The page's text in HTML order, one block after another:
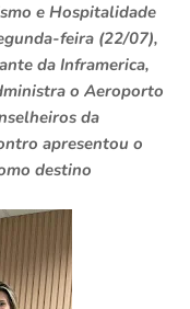
e Hospitalidade
feira (22/07),
da Inframerica,
o Aeroporto
da
apresentou o
destino